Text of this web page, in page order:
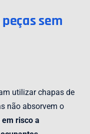
sem
utilizar chapas de
não absorvem o
risco a